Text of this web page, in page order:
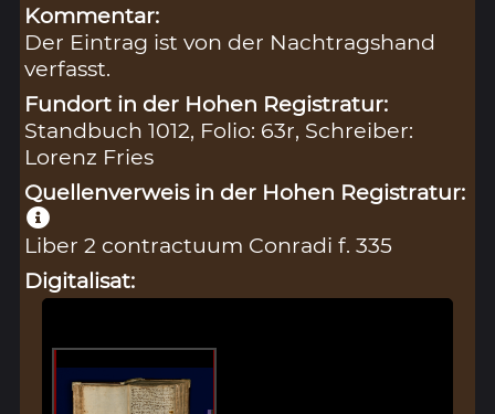
Kommentar:
Der Eintrag ist von der Nachtragshand
verfasst.
Fundort in der Hohen Registratur:
Standbuch 1012, Folio: 63r, Schreiber:
Lorenz Fries
Quellenverweis in der Hohen Registratur:
Liber 2 contractuum Conradi f. 335
Digitalisat: